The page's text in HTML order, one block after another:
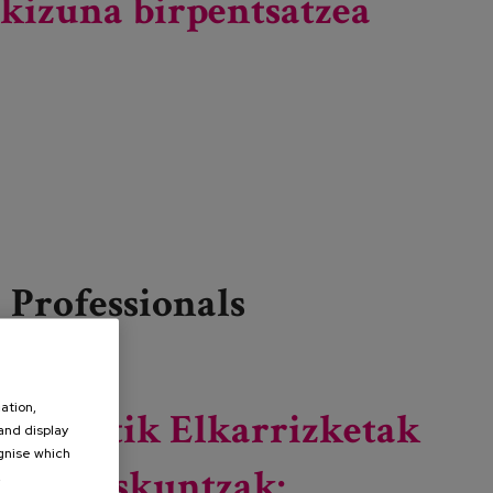
birpentsatzea
Professionals
EDEtik Elkarrizketak
display
which